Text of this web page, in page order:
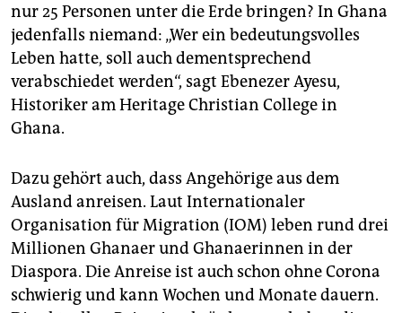
nur 25 Personen unter die Erde bringen? In Ghana
jedenfalls niemand: „Wer ein bedeutungsvolles
Leben hatte, soll auch dementsprechend
verabschiedet werden“, sagt Ebenezer Ayesu,
Historiker am Heritage Christian College in
Ghana.
Dazu gehört auch, dass Angehörige aus dem
Ausland anreisen. Laut Internationaler
Organisation für Migration (IOM) leben rund drei
Millionen Ghanaer und Ghanaerinnen in der
Diaspora. Die Anreise ist auch schon ohne Corona
schwierig und kann Wochen und Monate dauern.